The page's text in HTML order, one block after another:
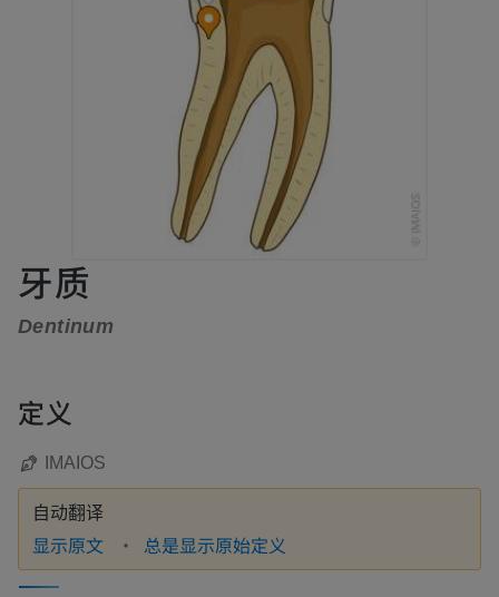
牙质
Dentinum
定义
IMAIOS
自动翻译
显示原文 总是显示原始定义